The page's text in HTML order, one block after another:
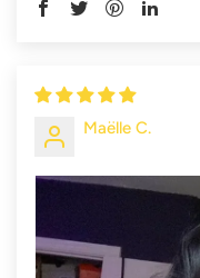
Maëlle C.